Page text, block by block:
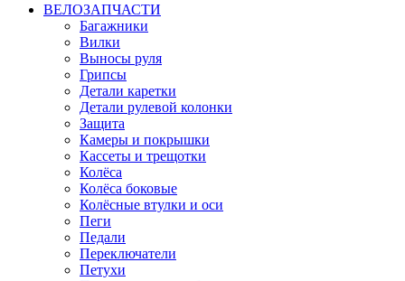
ВЕЛОЗАПЧАСТИ
Багажники
Вилки
Выносы руля
Грипсы
Детали каретки
Детали рулевой колонки
Защита
Камеры и покрышки
Кассеты и трещотки
Колёса
Колёса боковые
Колёсные втулки и оси
Пеги
Педали
Переключатели
Петухи